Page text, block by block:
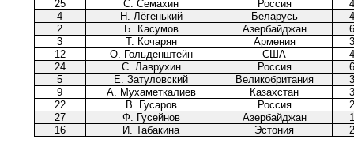
25
С. Семахин Россия
4
Н. Лёгенький Беларусь
2
Б. Касумов Азербайджан
3
Т. Кочарян Армения
12
О. Гольденштейн США
24
С. Лаврухин Россия
5
Е. Затуловский Великобритания
9
А. Мухаметкалиев Казахстан
22
В. Гусаров Россия
27
Ф. Гусейнов Азербайджан
16
И. Табакина Эстония